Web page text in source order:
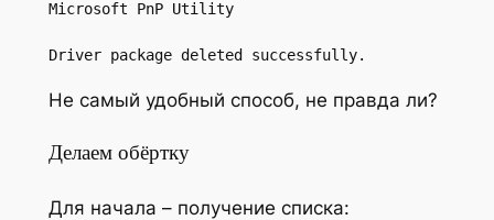
Microsoft PnP Utility
Driver package deleted successfully.
Не самый удобный способ, не правда ли?
Делаем обёртку
Для начала – получение списка: